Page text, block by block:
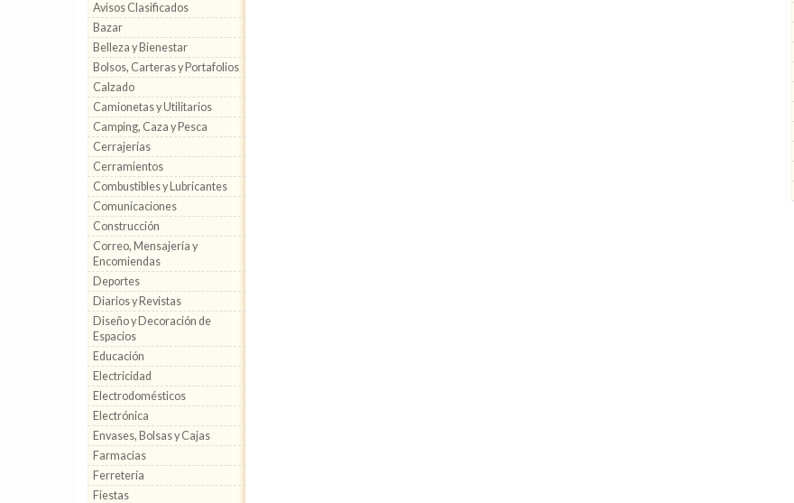
Avisos Clasificados
Bazar
Belleza y Bienestar
Bolsos, Carteras y Portafolios
Calzado
Camionetas y Utilitarios
Camping, Caza y Pesca
Cerrajerías
Cerramientos
Combustibles y Lubricantes
Comunicaciones
Construcción
Correo, Mensajería y
Encomiendas
Deportes
Diarios y Revistas
Diseño y Decoración de
Espacios
Educación
Electricidad
Electrodomésticos
Electrónica
Envases, Bolsas y Cajas
Farmacias
Ferretería
Fiestas